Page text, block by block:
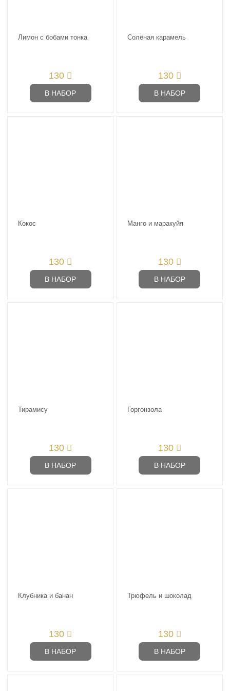
Лимон с бобами тонка
130
В НАБОР
Солёная карамель
130
В НАБОР
Кокос
130
В НАБОР
Манго и маракуйя
130
В НАБОР
Тирамису
130
В НАБОР
Горгонзола
130
В НАБОР
Клубника и банан
130
В НАБОР
Трюфель и шоколад
130
В НАБОР